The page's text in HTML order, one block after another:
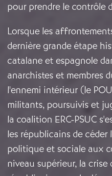
pour prendre le contrôle
Lorsque les
dernière grande étape
catalane et espagnole
anarchistes et membres
l'ennemi intérieur (le
militants, poursuivis et
la coalition ERC-PSUC
les républicains de
politique et sociale aux
niveau supérieur, la